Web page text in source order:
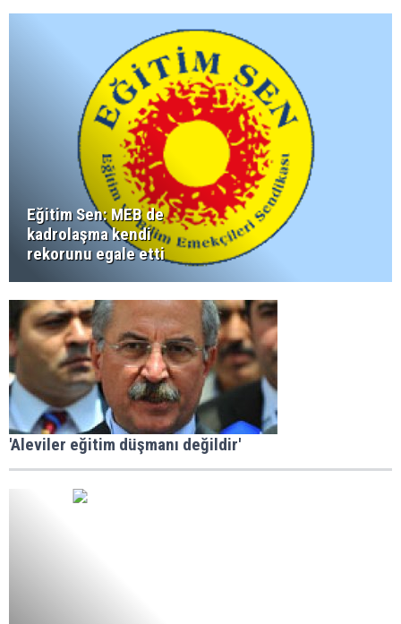
Eğitim Sen: MEB de
kadrolaşma kendi
rekorunu egale etti
'Aleviler eğitim düşmanı değildir'